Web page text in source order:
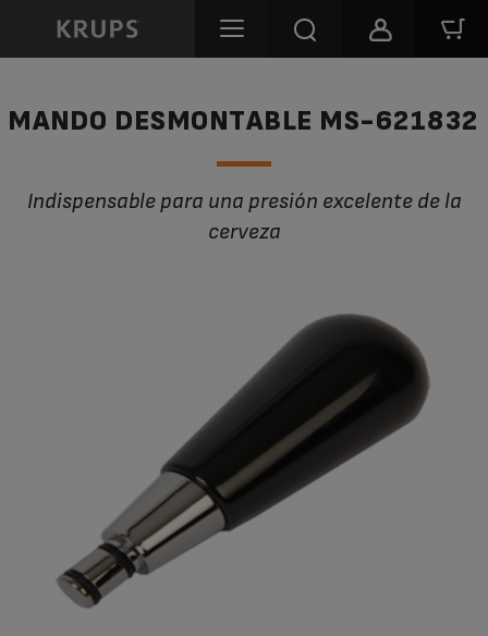
MANDO DESMONTABLE MS-621832
Indispensable para una presión excelente de la
cerveza